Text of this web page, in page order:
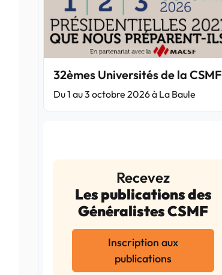
32èmes Universités de la CSMF
Du 1 au 3 octobre 2026 à La Baule
Recevez
Les publications des
Généralistes CSMF
Inscription aux
publications